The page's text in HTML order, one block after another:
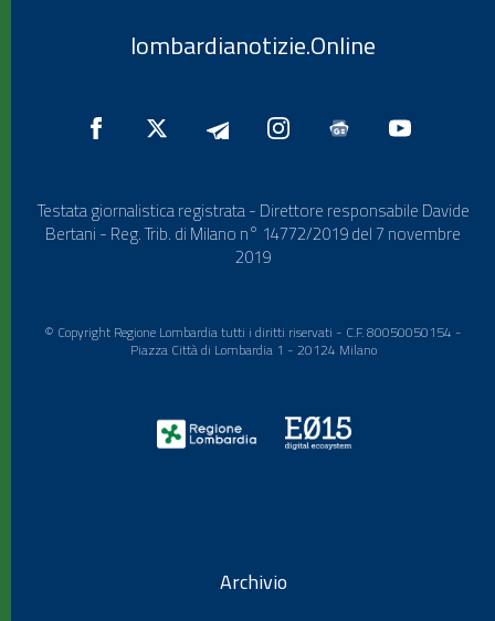
lombardianotizie.Online
Testata giornalistica registrata - Direttore responsabile Davide
Bertani - Reg. Trib. di Milano n° 14772/2019 del 7 novembre
2019
© Copyright Regione Lombardia tutti i diritti riservati - C.F. 80050050154 -
Piazza Città di Lombardia 1 - 20124 Milano
Archivio